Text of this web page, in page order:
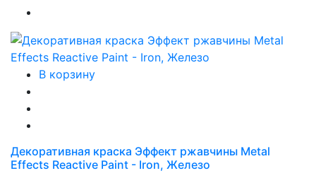
В корзину
Декоративная краска Эффект ржавчины Metal
Effects Reactive Paint - Iron, Железо